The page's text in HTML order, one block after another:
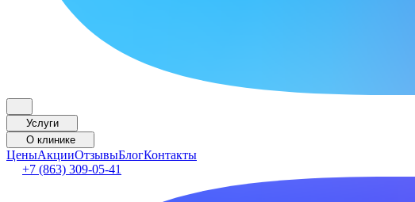
Услуги
О клинике
ЦеныАкцииОтзывыБлогКонтакты
+7 (863) 309-05-41